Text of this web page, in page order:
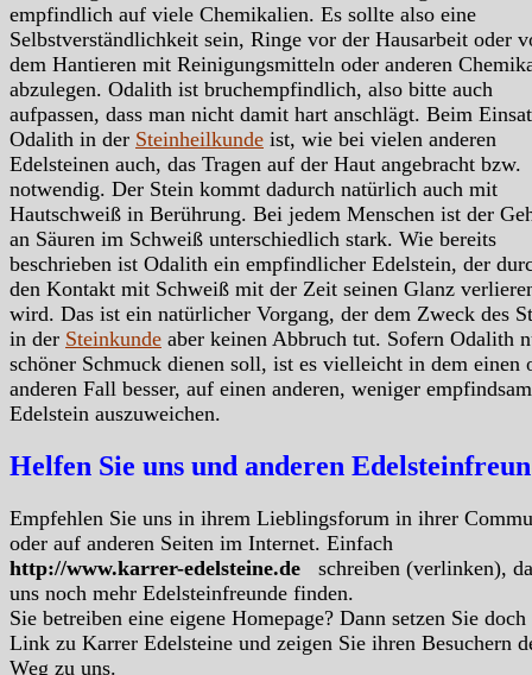
empfindlich auf viele Chemikalien. Es sollte also eine
Selbstverständlichkeit sein, Ringe vor der Hausarbeit oder
dem Hantieren mit Reinigungsmitteln oder anderen
abzulegen. Odalith ist bruchempfindlich, also bitte auch
aufpassen, dass man nicht damit hart anschlägt. Beim
Odalith in der Steinheilkunde ist, wie bei vielen anderen
Edelsteinen auch, das Tragen auf der Haut angebracht bzw.
notwendig. Der Stein kommt dadurch natürlich auch mit
Hautschweiß in Berührung. Bei jedem Menschen ist der
an Säuren im Schweiß unterschiedlich stark. Wie bereits
beschrieben ist Odalith ein empfindlicher Edelstein, der
den Kontakt mit Schweiß mit der Zeit seinen Glanz
wird. Das ist ein natürlicher Vorgang, der dem Zweck des
in der Steinkunde aber keinen Abbruch tut. Sofern Odalith
schöner Schmuck dienen soll, ist es vielleicht in dem einen
anderen Fall besser, auf einen anderen, weniger
Edelstein auszuweichen.
Helfen Sie uns und anderen
Empfehlen Sie uns in ihrem Lieblingsforum in ihrer
oder auf anderen Seiten im Internet. Einfach
http://www.karrer-edelsteine.de
schreiben (verlinken),
uns noch mehr Edelsteinfreunde finden.
Sie betreiben eine eigene Homepage? Dann setzen Sie doch
Link zu Karrer Edelsteine und zeigen Sie ihren Besuchern
Weg zu uns.